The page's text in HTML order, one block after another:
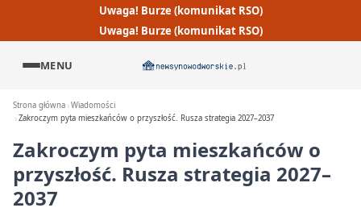
Uwaga! Burze (komunikat RSO)
Uwaga! Burze (komunikat RSO)
MENU
Strona główna Wiadomości
Zakroczym pyta mieszkańców o przyszłość. Rusza strategia 2027–2037
Zakroczym pyta mieszkańców o
przyszłość. Rusza strategia 2027–
2037